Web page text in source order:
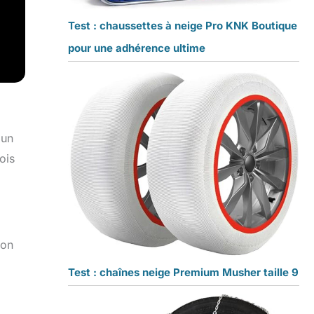
Test : chaussettes à neige Pro KNK Boutique
pour une adhérence ultime
Test : chaînes neige Premium Musher taille 9